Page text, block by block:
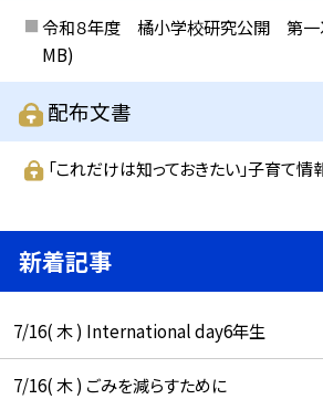
令和８年度 橘小学校研究公開 第一
MB)
配布文書
「これだけは知っておきたい」子育て情
新着記事
7/16( 木 ) International day6年生
7/16( 木 ) ごみを減らすために